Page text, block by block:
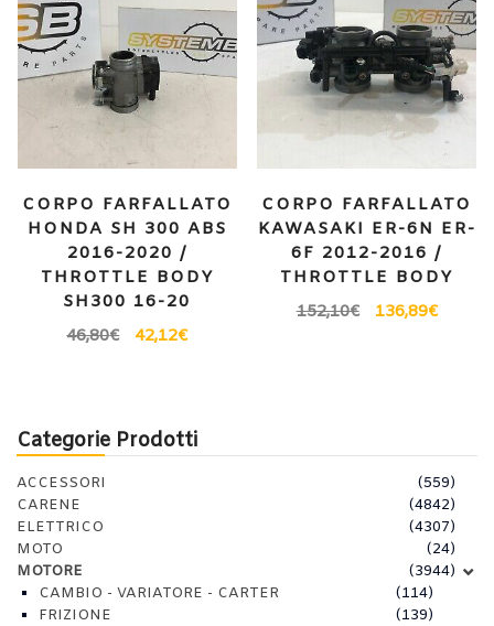
CORPO FARFALLATO
HONDA SH 300 ABS
2016-2020 /
THROTTLE BODY
SH300 16-20
46,80€ 42,12€
CORPO FARFALLATO
KAWASAKI ER-6N ER-
6F 2012-2016 /
THROTTLE BODY
152,10€ 136,89€
Categorie Prodotti
ACCESSORI
(559)
CARENE
(4842)
ELETTRICO
(4307)
MOTO
(24)
MOTORE
(3944)
CAMBIO - VARIATORE - CARTER
(114)
FRIZIONE
(139)